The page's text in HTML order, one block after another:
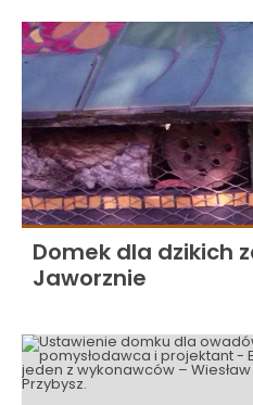
Domek dla dzikich
Jaworznie